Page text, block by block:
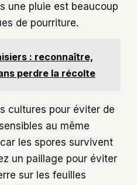
une pluie est beaucoup
de pourriture.
: reconnaître,
perdre la récolte
cultures pour éviter de
au même
les spores survivent
un paillage pour éviter
sur les feuilles